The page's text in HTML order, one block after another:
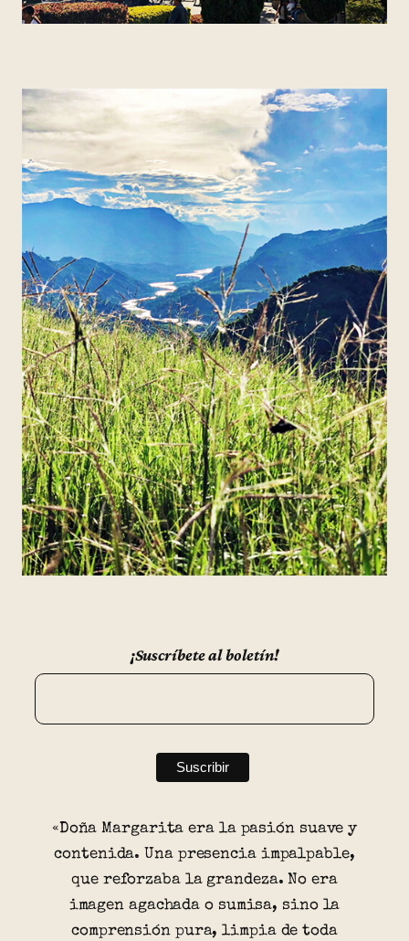
¡Suscríbete al boletín!
«Doña Margarita era la pasión suave y
contenida. Una presencia impalpable,
que reforzaba la grandeza. No era
imagen agachada o sumisa, sino la
comprensión pura, limpia de toda